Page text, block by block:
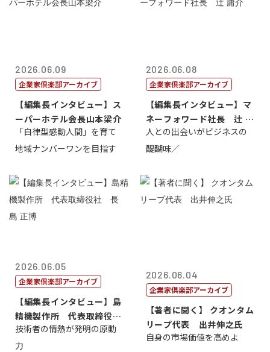
2026.06.09
企業家倶楽部アーカイブ
【編集長インタビュー】ス
ーパーホテル会長山本梁介
「自律型感動人間」を育て
地域ナンバーワンを目指す
2026.06.08
企業家倶楽部アーカイブ
【編集長インタビュー】マ
ネーフォワード社長 辻 庸
介
人との出会いがビジネスの
醍醐味／
2026.06.05
企業家倶楽部アーカイブ
【編集長インタビュー】島
精機製作所 代表取締役
社 長 島 正...
技術者の情熱が発明の原動
力
2026.06.04
企業家倶楽部アーカイブ
【著者に聞く】 クオンタム
リープ代表 出井伸之氏
自身の市場価値を高めよ